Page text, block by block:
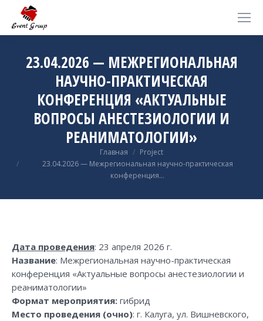
23.04.2026 — МЕЖРЕГИОНАЛЬНАЯ
НАУЧНО-ПРАКТИЧЕСКАЯ
КОНФЕРЕНЦИЯ «АКТУАЛЬНЫЕ
ВОПРОСЫ АНЕСТЕЗИОЛОГИИ И
РЕАНИМАТОЛОГИИ»
Главная
Project
23.04.2026 — Межрегиональная научно-практическая
конференция…
Дата проведения: 23 апреля 2026 г.
Название: Межрегиональная научно-практическая
конференция «Актуальные вопросы анестезиологии и
реаниматологии»
Формат мероприятия: гибрид
Место проведения (очно): г. Калуга, ул. Вишневского,